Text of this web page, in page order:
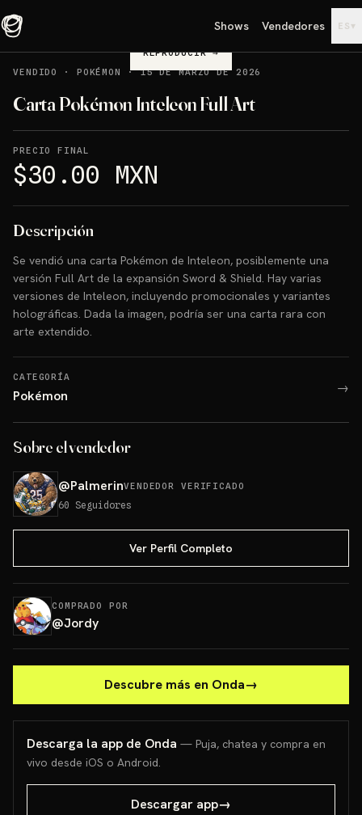
Shows Vendedores ES ▾
REPRODUCIR→
VENDIDO
· POKÉMON ·15 DE MARZO DE 2026
Carta Pokémon Inteleon Full Art
PRECIO FINAL
$30.00 MXN
Descripción
Se vendió una carta Pokémon de Inteleon, posiblemente una
versión Full Art de la expansión Sword & Shield. Hay varias
versiones de Inteleon, incluyendo promocionales y variantes
holográficas. Dada la imagen, podría ser una carta rara con
arte extendido.
CATEGORÍA
Pokémon →
Sobre el vendedor
@PalmerinVENDEDOR VERIFICADO
60 Seguidores
Ver Perfil Completo
COMPRADO POR
@Jordy
Descubre más en Onda→
Descarga la app de Onda — Puja, chatea y compra en
vivo desde iOS o Android.
Descargar app→